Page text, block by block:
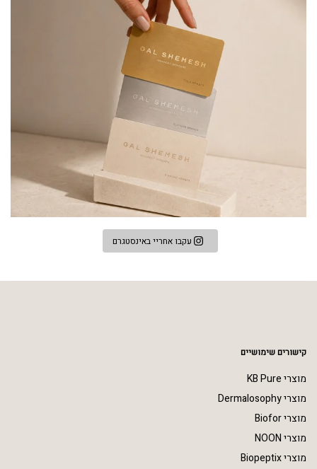
עקבו אחריי באינסטגרם
קישורים שימושיים
מוצרי KB Pure
מוצרי Dermalosophy
מוצרי Biofor
מוצרי NOON
מוצרי Biopeptix